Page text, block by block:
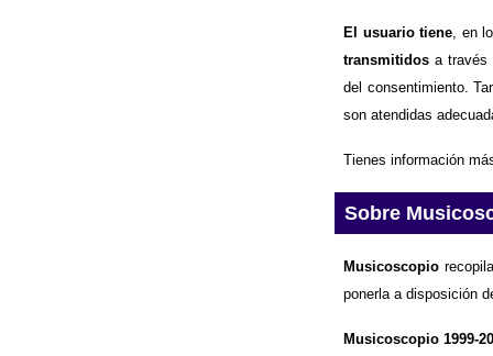
El usuario tiene , en
transmitidos a través
del consentimiento.
son atendidas
Tienes información
Sobre
Musicoscopio
ponerla a disposición
Musicoscopio 1999-